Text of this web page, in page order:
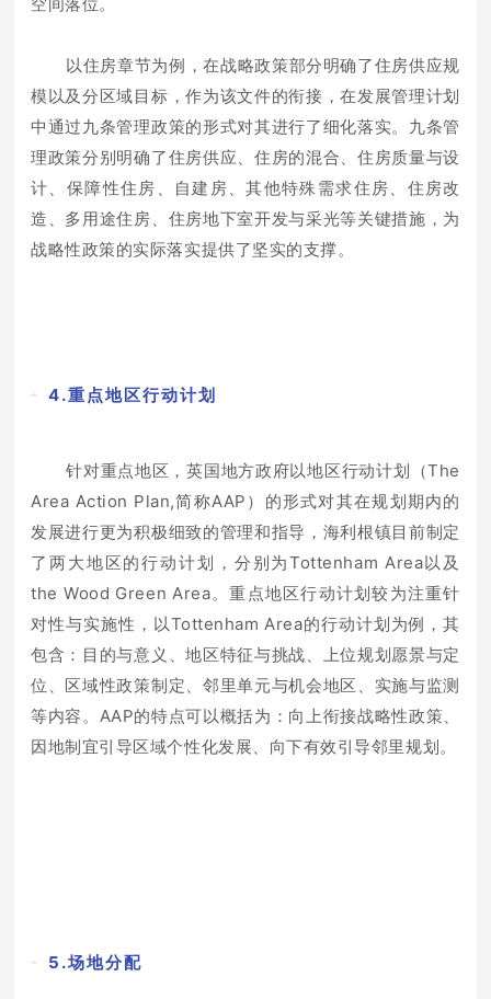
以住房章节为例，在战略政策部分明确了住房供应规
模以及分区域目标，作为该文件的衔接，在发展管理计划
中通过九条管理政策的形式对其进行了细化落实。九条管
理政策分别明确了住房供应、住房的混合、住房质量与设
计、保障性住房、自建房、其他特殊需求住房、住房改
造、多用途住房、住房地下室开发与采光等关键措施，为
战略性政策的实际落实提供了坚实的支撑。
4.重点地区行动计划
针对重点地区，英国地方政府以地区行动计划（The
Area Action Plan,简称AAP）的形式对其在规划期内的
发展进行更为积极细致的管理和指导，海利根镇目前制定
了两大地区的行动计划，分别为Tottenham Area以及
the Wood Green Area。重点地区行动计划较为注重针
对性与实施性，以Tottenham Area的行动计划为例，其
包含：目的与意义、地区特征与挑战、上位规划愿景与定
位、区域性政策制定、邻里单元与机会地区、实施与监测
等内容。AAP的特点可以概括为：向上衔接战略性政策、
因地制宜引导区域个性化发展、向下有效引导邻里规划。
5.场地分配